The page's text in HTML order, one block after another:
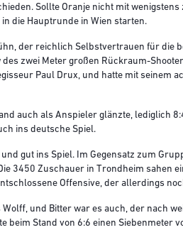
Sollte Oranje nicht mit
die Hauptrunde in Wien starten.
der reichlich Selbstvertrauen für die
zwei Meter großen Rückraum-
Paul Drux, und hatte mit seinem
auch als Anspieler glänzte, lediglich
ins deutsche Spiel.
gut ins Spiel. Im Gegensatz zum
3450 Zuschauer in Trondheim sahen
Offensive, der allerdings
und Bitter war es auch, der nach
beim Stand von 6:6 einen